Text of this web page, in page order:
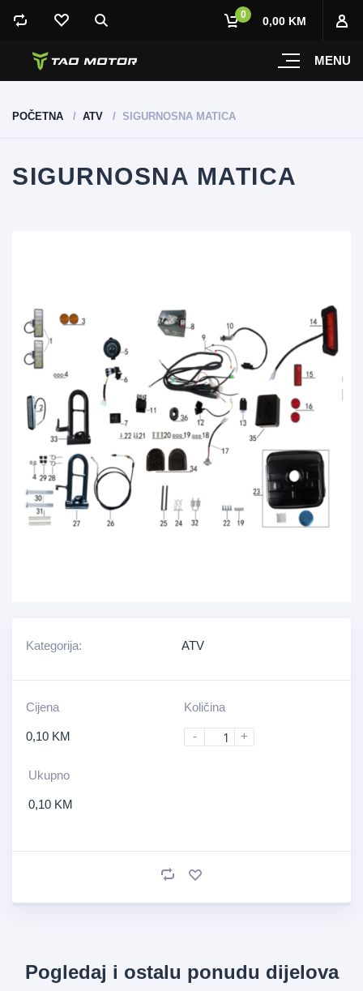
MENU
0 0,00 KM
POČETNA ATV SIGURNOSNA MATICA
SIGURNOSNA MATICA
Kategorija: ATV
Cijena
0,10 KM
Količina
- +
Ukupno
0,10 KM
Pogledaj i ostalu ponudu dijelova